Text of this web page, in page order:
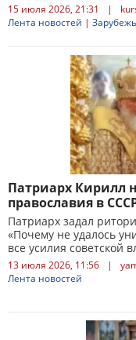
15 июля 2026, 21:31 |
Лента новостей |
Патриарх Кирилл
православия в
Патриарх задал
«Почему не удалось
все усилия советской
13 июля 2026, 11:56 |
Лента новостей